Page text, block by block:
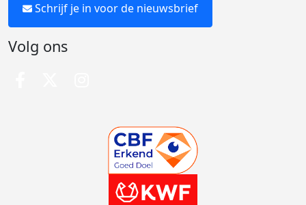
Schrijf je in voor de nieuwsbrief
Volg ons